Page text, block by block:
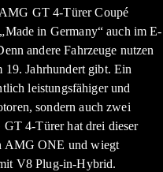
GT 4-Türer Coupé
in Germany“ auch im E-
andere Fahrzeuge nutzen
19. Jahrhundert gibt. Ein
leistungsfähiger und
sondern auch zwei
4-Türer hat drei dieser
AMG ONE und wiegt
V8 Plug-in-Hybrid.